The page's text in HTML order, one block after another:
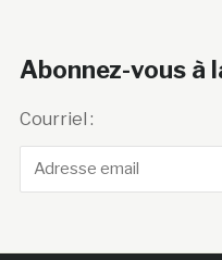
Abonnez-vous à
Courriel :